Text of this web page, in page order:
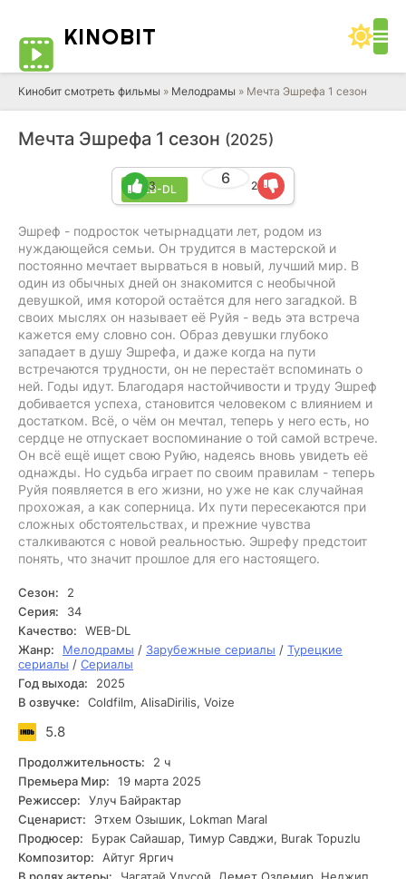
KINOBIT
Кинобит смотреть фильмы » Мелодрамы » Мечта Эшрефа 1 сезон
Мечта Эшрефа 1 сезон (2025)
WEB-DL
6
3 2
Эшреф - подросток четырнадцати лет, родом из
нуждающейся семьи. Он трудится в мастерской и
постоянно мечтает вырваться в новый, лучший мир. В
один из обычных дней он знакомится с необычной
девушкой, имя которой остаётся для него загадкой. В
своих мыслях он называет её Руйя - ведь эта встреча
кажется ему словно сон. Образ девушки глубоко
западает в душу Эшрефа, и даже когда на пути
встречаются трудности, он не перестаёт вспоминать о
ней. Годы идут. Благодаря настойчивости и труду Эшреф
добивается успеха, становится человеком с влиянием и
достатком. Всё, о чём он мечтал, теперь у него есть, но
сердце не отпускает воспоминание о той самой встрече.
Он всё ещё ищет свою Руйю, надеясь вновь увидеть её
однажды. Но судьба играет по своим правилам - теперь
Руйя появляется в его жизни, но уже не как случайная
прохожая, а как соперница. Их пути пересекаются при
сложных обстоятельствах, и прежние чувства
сталкиваются с новой реальностью. Эшрефу предстоит
понять, что значит прошлое для его настоящего.
Сезон:
2
Серия:
34
Качество:
WEB-DL
Жанр:
Мелодрамы / Зарубежные сериалы / Турецкие
сериалы / Сериалы
Год выхода:
2025
В озвучке:
Coldfilm, AlisaDirilis, Voize
5.8
Продолжительность:
2 ч
Премьера Мир:
19 марта 2025
Режиссер:
Улуч Байрактар
Сценарист:
Этхем Озышик, Lokman Maral
Продюсер:
Бурак Сайашар, Тимур Савджи, Burak Topuzlu
Композитор:
Айтуг Яргич